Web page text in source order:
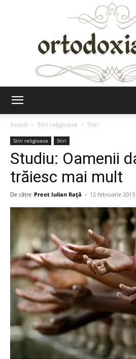
Acasă
Stiri religioase Stiri
Stiri religioase Stiri
Studiu: Oamenii
trăiesc mai mult
De către Preot Iulian Raţă - 12 februarie 2013